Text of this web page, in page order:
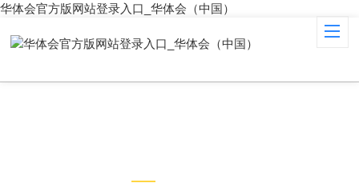
华体会官方版网站登录入口_华体会（中国）